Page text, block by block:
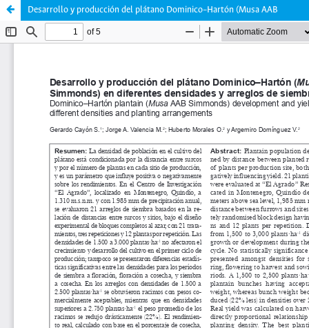
Desarrollo y producción del plátano Dominico–Hartón (Musa AAB